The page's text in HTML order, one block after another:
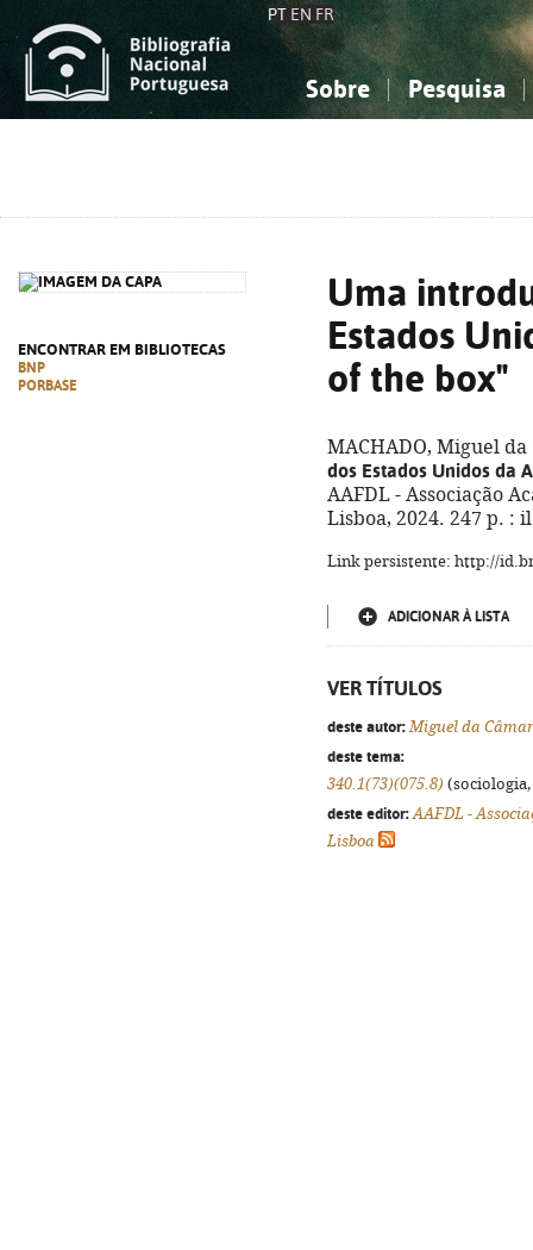
PT EN FR
Sobre Pesquisa
ENCONTRAR EM BIBLIOTECAS
BNP
PORBASE
Uma
Estados
of the box"
MACHADO, Miguel
dos Estados Unidos da
AAFDL - Associação
Lisboa, 2024. 247 p. :
Link persistente: http://
ADICIONAR À LISTA
VER TÍTULOS
deste autor: Miguel da
deste tema:
340.1(73)(075.8)
deste editor: AAFDL -
Lisboa